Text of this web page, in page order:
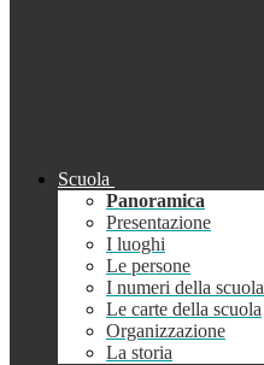
Scuola
Panoramica
Presentazione
I luoghi
Le persone
I numeri della scuola
Le carte della scuola
Organizzazione
La storia